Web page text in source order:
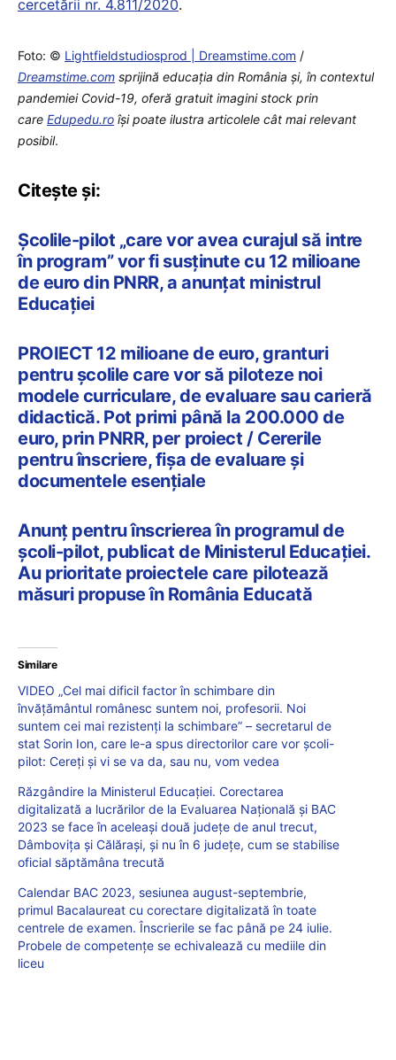
cercetării nr. 4.811/2020.
Foto: © Lightfieldstudiosprod | Dreamstime.com /
Dreamstime.com sprijină educaţia din România şi, în contextul
pandemiei Covid-19, oferă gratuit imagini stock prin
care Edupedu.ro îşi poate ilustra articolele cât mai relevant
posibil.
Citește și:
Școlile-pilot „care vor avea curajul să intre
în program” vor fi susținute cu 12 milioane
de euro din PNRR, a anunțat ministrul
Educației
PROIECT 12 milioane de euro, granturi
pentru școlile care vor să piloteze noi
modele curriculare, de evaluare sau carieră
didactică. Pot primi până la 200.000 de
euro, prin PNRR, per proiect / Cererile
pentru înscriere, fișa de evaluare și
documentele esențiale
Anunț pentru înscrierea în programul de
școli-pilot, publicat de Ministerul Educației.
Au prioritate proiectele care pilotează
măsuri propuse în România Educată
Similare
VIDEO „Cel mai dificil factor în schimbare din
învățământul românesc suntem noi, profesorii. Noi
suntem cei mai rezistenți la schimbare” – secretarul de
stat Sorin Ion, care le-a spus directorilor care vor școli-
pilot: Cereți și vi se va da, sau nu, vom vedea
Răzgândire la Ministerul Educației. Corectarea
digitalizată a lucrărilor de la Evaluarea Națională și BAC
2023 se face în aceleași două județe de anul trecut,
Dâmbovița și Călărași, și nu în 6 județe, cum se stabilise
oficial săptămâna trecută
Calendar BAC 2023, sesiunea august-septembrie,
primul Bacalaureat cu corectare digitalizată în toate
centrele de examen. Înscrierile se fac până pe 24 iulie.
Probele de competențe se echivalează cu mediile din
liceu